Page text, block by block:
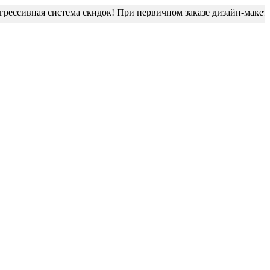
система скидок! При первичном заказе дизайн-макет